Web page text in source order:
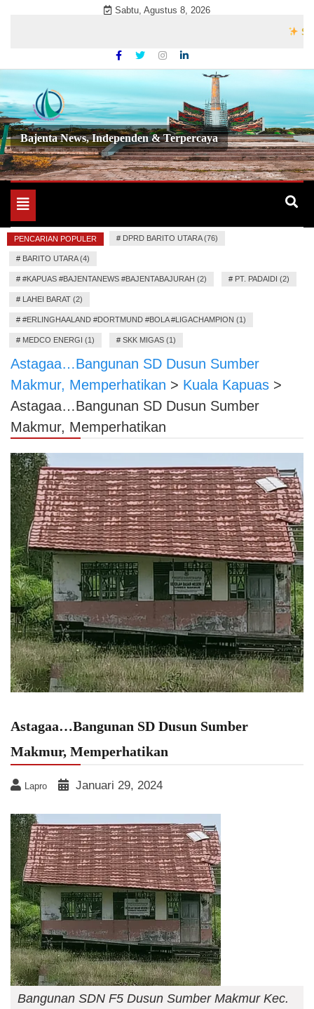
Sabtu, Agustus 8, 2026
Bajenta News, Independen & Terpercaya
Toggle
navigation
PENCARIAN POPULER # DPRD BARITO UTARA (76)
# BARITO UTARA (4)
# #KAPUAS #BAJENTANEWS #BAJENTABAJURAH (2) # PT. PADAIDI (2)
# LAHEI BARAT (2)
# #ERLINGHAALAND #DORTMUND #BOLA #LIGACHAMPION (1)
# MEDCO ENERGI (1) # SKK MIGAS (1)
Astagaa…Bangunan SD Dusun Sumber
Makmur, Memperhatikan > Kuala Kapuas >
Astagaa…Bangunan SD Dusun Sumber
Makmur, Memperhatikan
Astagaa…Bangunan SD Dusun Sumber
Makmur, Memperhatikan
Lapro Januari 29, 2024
Bangunan SDN F5 Dusun Sumber Makmur Kec.